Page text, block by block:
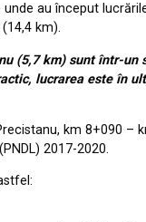
au început
km).
(5,7 km) sunt într-
lucrarea este în
km 8+090
2017-2020.